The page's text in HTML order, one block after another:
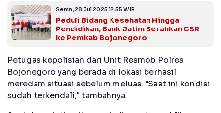
Senin, 28 Jul 2025 12:55 WIB
Peduli Bidang Kesehatan Hingga
Pendidikan, Bank Jatim Serahkan CSR
ke Pemkab Bojonegoro
Petugas kepolisian dari Unit Resmob Polres
Bojonegoro yang berada di lokasi berhasil
meredam situasi sebelum meluas. "Saat ini kondisi
sudah terkendali," tambahnya.